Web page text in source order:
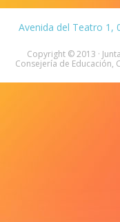
Avenida del Teatro 1,
Copyright © 2013 ·
Consejería de Educación,